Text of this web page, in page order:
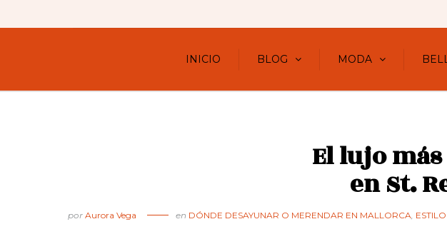
INICIO BLOG MODA
El lujo
en St.
por Aurora Vega en DÓNDE DESAYUNAR O MERENDAR EN MALLORCA,